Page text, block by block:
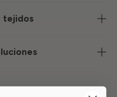
tejidos